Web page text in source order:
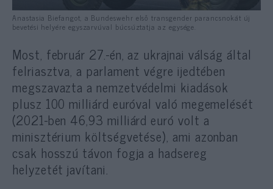
Anastasia Biefangot, a Bundeswehr első transgender parancsnokát új
bevetési helyére egyszarvúval búcsúztatja az egysége.
Most, február 27.-én, az ukrajnai válság által
felriasztva, a parlament végre ijedtében
megszavazta a nemzetvédelmi kiadások
plusz 100 milliárd euróval való megemelését
(2021-ben 46,93 milliárd euró volt a
minisztérium költségvetése), ami azonban
csak hosszú távon fogja a hadsereg
helyzetét javítani.